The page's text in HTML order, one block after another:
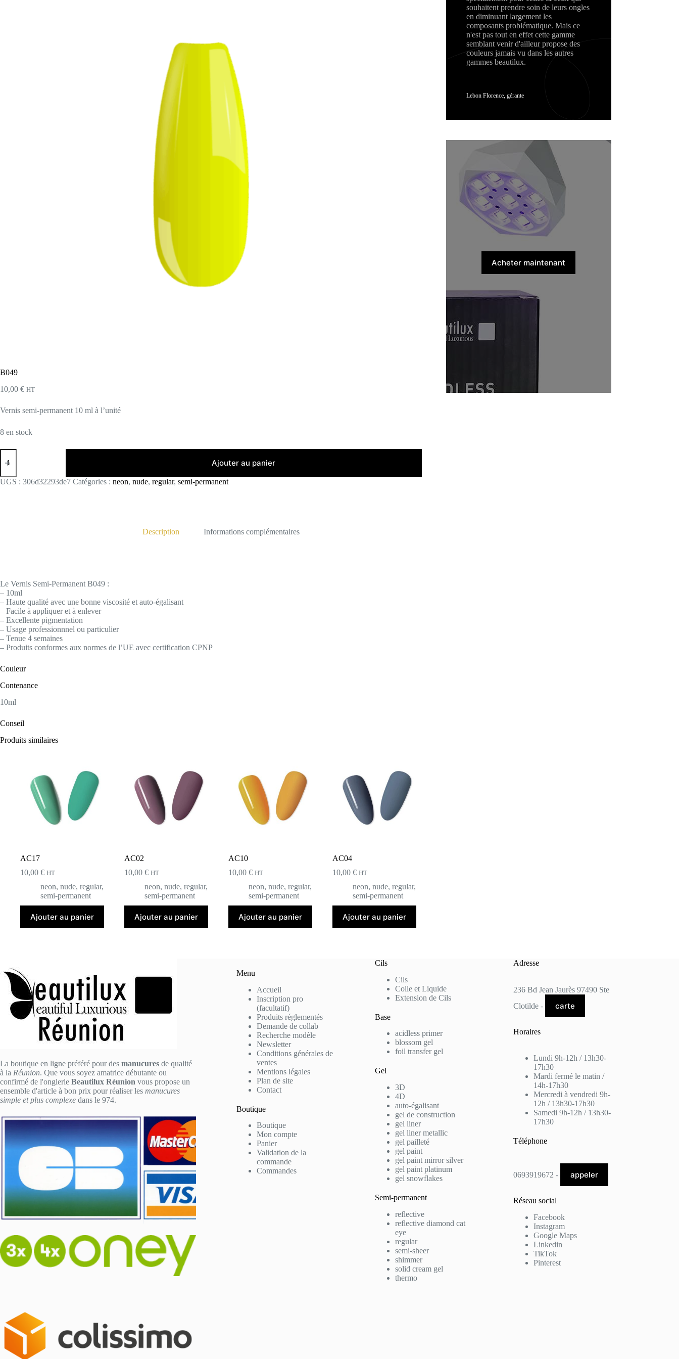
B049
10,00 € HT
Vernis semi-permanent 10 ml à l’unité
8 en stock
quantité
de
Ajouter au panier
UGS : 306d32293de7 Catégories : neon, nude, regular, semi-permanent
Description Informations complémentaires
Le Vernis Semi-Permanent B049 :
– 10ml
– Haute qualité avec une bonne viscosité et auto-égalisant
– Facile à appliquer et à enlever
– Excellente pigmentation
– Usage professionnnel ou particulier
– Tenue 4 semaines
– Produits conformes aux normes de l’UE avec certification CPNP
Couleur
Contenance
10ml
Conseil
Produits similaires
AC17
10,00 € HT
neon, nude, regular,
semi-permanent
Ajouter au panier
AC02
10,00€ HT
neon,nude,regular,
semi-permanent
Ajouter au panier
AC10
10,00€ HT
neon,nude,regular,
semi-permanent
Ajouter au panier
AC04
10,00€ HT
neon,nude,regular,
semi-permanent
Ajouter au panier
souhaitent prendre soin de leurs ongles
en diminuant largement les
composants problématique. Mais ce
n'est pas tout en effet cette gamme
semblant venir d'ailleur propose des
couleurs jamais vu dans les autres
gammes beautilux.
Lebon Florence, gérante
Acheter maintenant
La boutique en ligne préféré pour des manucures de qualité
à la Réunion. Que vous soyez amatrice débutante ou
confirmé de l'onglerie Beautilux Réunion vous propose un
ensemble d'article à bon prix pour réaliser les manucures
simple et plus complexe dans le 974.
Menu
Accueil
Inscription pro
(facultatif)
Produits réglementés
Demande de collab
Recherche modèle
Newsletter
Conditions générales de
ventes
Mentions légales
Plan de site
Contact
Boutique
Boutique
Mon compte
Panier
Validation de la
commande
Commandes
Cils
Cils
Colle et Liquide
Extension de Cils
Base
acidless primer
blossom gel
foil transfer gel
Gel
3D
4D
auto-égalisant
gel de construction
gel liner
gel liner metallic
gel pailleté
gel paint
gel paint mirror silver
gel paint platinum
gel snowflakes
Semi-permanent
reflective
reflective diamond cat
eye
regular
semi-sheer
shimmer
solid cream gel
thermo
Adresse
236 Bd Jean Jaurès 97490 Ste
Clotilde -
carte
Horaires
Lundi 9h-12h / 13h30-
17h30
Mardi fermé le matin /
14h-17h30
Mercredi à vendredi 9h-
12h / 13h30-17h30
Samedi 9h-12h / 13h30-
17h30
Téléphone
0693919672 - appeler
Réseau social
Facebook
Instagram
Google Maps
Linkedin
TikTok
Pinterest